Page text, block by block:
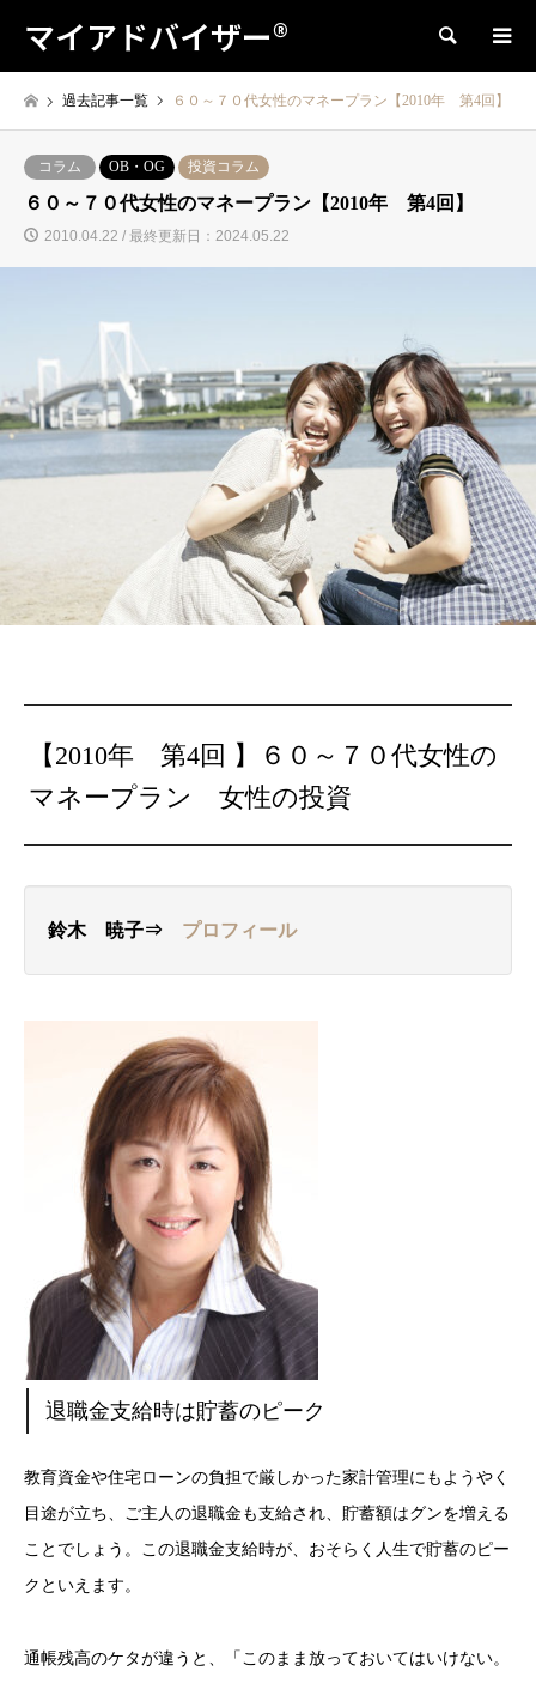
マイアドバイザー® 検索
過去記事一覧 ６０～７０代女性のマネープラン【2010年 第4回】
コラム OB・OG 投資コラム
６０～７０代女性のマネープラン【2010年 第4回】
2010.04.22 / 最終更新日：2024.05.22
【2010年 第4回 】 ６０～７０代女性の
マネープラン
女性の投資
鈴木 暁子⇒ プロフィール
退職金支給時は貯蓄のピーク
教育資金や住宅ローンの負担で厳しかった家計管理にもようやく
目途が立ち、ご主人の退職金も支給され、貯蓄額はグンを増える
ことでしょう。この退職金支給時が、おそらく人生で貯蓄のピー
クといえます。
通帳残高のケタが違うと、「このまま放っておいてはいけない。